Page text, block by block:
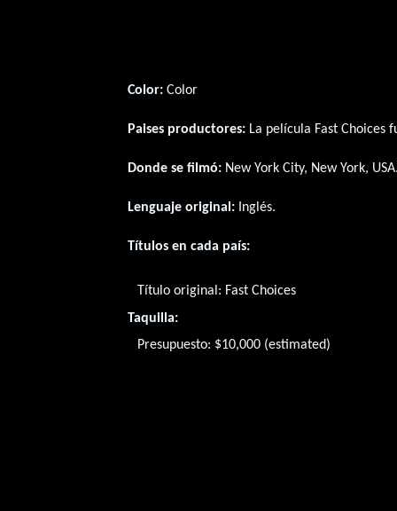
Color: Color
Paises productores: La película Fast Choices
Donde se filmó: New York City, New York,
Lenguaje original: Inglés.
Títulos en cada país:
Título original: Fast Choices
Taquilla:
Presupuesto: $10,000 (estimated)